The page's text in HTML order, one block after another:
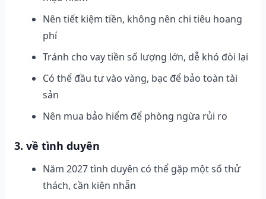
Nên tiết kiệm tiền, không nên chi tiêu hoang
phí
Tránh cho vay tiền số lượng lớn, dễ khó đòi lại
Có thể đầu tư vào vàng, bạc để bảo toàn tài
sản
Nên mua bảo hiểm để phòng ngừa rủi ro
3. về tình duyên
Năm 2027 tình duyên có thể gặp một số thử
thách, cần kiên nhẫn